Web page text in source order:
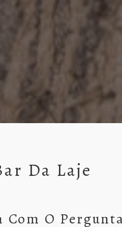
Da Laje
Com O